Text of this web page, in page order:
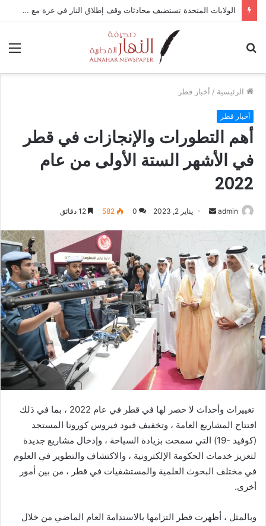
الولايات المتحدة تستضيف محادثات وقف إطلاق النار في غزة مع قطر وتركيا ومصر
الرئيسية / أخبار قطر
أخبار قطر
أهم التطورات والإنجازات في قطر
في الأشهر الستة الأولى من عام
2022
admin
ل
ب
ر
د
ك
و
ي
يناير 2, 2023 0
582
تغييرات وأحداث لا حصر لها في قطر في عام 2022 ، بما في ذلك
افتتاح المشاريع العامة ، وتخفيف قيود فيروس كورونا المستجد
(كوفيد -19) التي سمحت بزيادة السياحة ، وإدخال مشاريع جديدة
لتعزيز خدمات الحكومة الإلكترونية ، والاكتشاف والتطوير في العلوم
في مختلف البحوث العلمية والمستشفيات في قطر ، من بين أمور
أخرى.
وبالمثل ، أظهرت قطر التزامها بالاستدامة العام الماضي من خلال